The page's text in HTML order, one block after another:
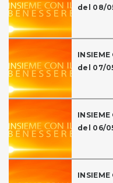
del 08/
INSIEME
del 07/
INSIEME
del 06/
INSIEME